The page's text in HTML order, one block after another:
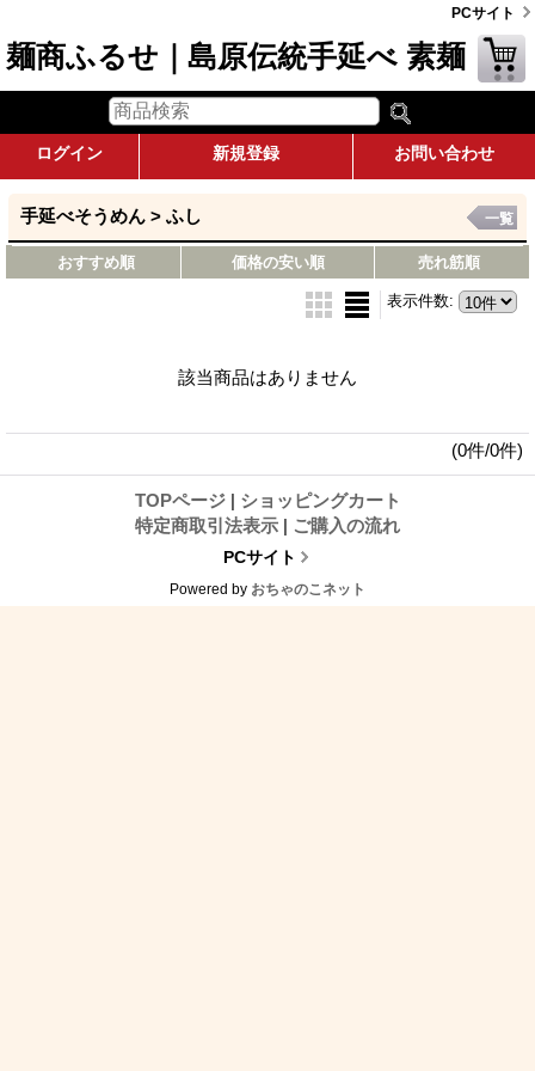
PCサイト
麺商ふるせ｜島原伝統手延べ 素麺
ログイン 新規登録 お問い合わせ
手延べそうめん > ふし 一覧
おすすめ順 価格の安い順 売れ筋順
表示件数:
該当商品はありません
(0件/0件)
TOPページ | ショッピングカート
特定商取引法表示 | ご購入の流れ
PCサイト
Powered by おちゃのこネット